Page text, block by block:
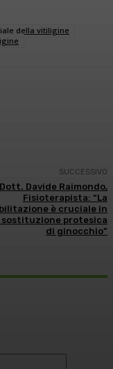
della vitiligine
SUCCESSIVO
Dott. Davide Raimondo,
Fisioterapista: “La
è cruciale in
sostituzione protesica
di ginocchio”